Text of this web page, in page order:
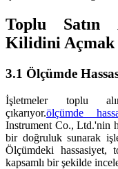
Toplu Satın
Kilidini Açmak
3.1 Ölçümde
İşletmeler toplu
çıkarıyor.ölçümde
Instrument Co., Ltd.'nin
bir doğruluk sunarak
Ölçümdeki hassasiyet,
kapsamlı bir şekilde